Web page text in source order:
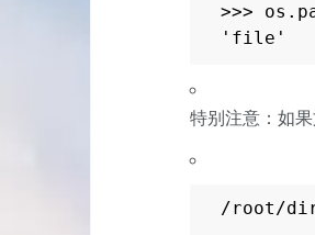
>>>
'file'
特别注意：如
/root/